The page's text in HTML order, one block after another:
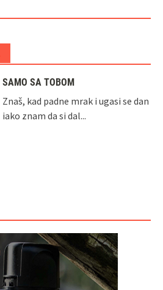
SAMO SA TOBOM
Znaš, kad padne mrak i ugasi se dan
iako znam da si dal...